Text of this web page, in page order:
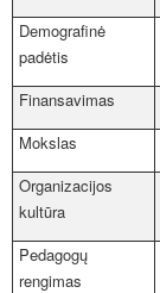
Demografinė
padėtis
Finansavimas
Mokslas
Organizacijos
kultūra
Pedagogų
rengimas